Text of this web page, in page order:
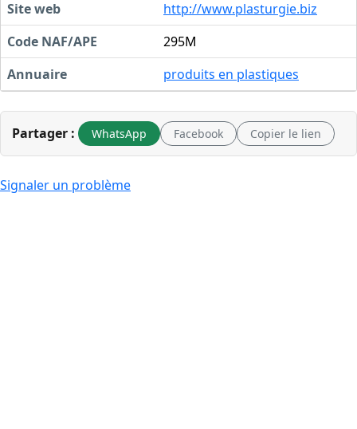
Site web
http://www.plasturgie.biz
Code NAF/APE
295M
Annuaire
produits en plastiques
Partager : WhatsApp Facebook Copier le lien
Signaler un problème